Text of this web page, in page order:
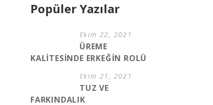
Popüler Yazılar
Ekim 22, 2021
ÜREME
KALİTESİNDE ERKEĞİN ROLÜ
Ekim 21, 2021
TUZ VE
FARKINDALIK